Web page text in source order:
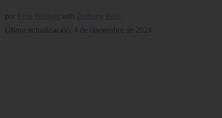
por
Última actualización: 4 de noviembre de 2024